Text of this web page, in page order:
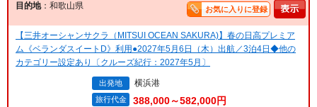
目的地：和歌山県 お気に入りに登録
【三井オーシャンサクラ（MITSUI OCEAN SAKURA)】春の日高プレミア
ム《ベランダスイートD》利用●2027年5月6日（木）出航／3泊4日◆他の
カテゴリー設定あり〔クルーズ紀行：2027年5月〕
出発地 横浜港
旅行代金 388,000～582,000円